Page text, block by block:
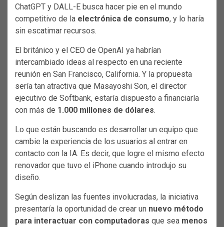
ChatGPT y DALL-E busca hacer pie en el mundo
competitivo de la electrónica de consumo, y lo haría
sin escatimar recursos.
El británico y el CEO de OpenAI ya habrían
intercambiado ideas al respecto en una reciente
reunión en San Francisco, California. Y la propuesta
sería tan atractiva que Masayoshi Son, el director
ejecutivo de Softbank, estaría dispuesto a financiarla
con más de 1.000 millones de dólares.
Lo que están buscando es desarrollar un equipo que
cambie la experiencia de los usuarios al entrar en
contacto con la IA. Es decir, que logre el mismo efecto
renovador que tuvo el iPhone cuando introdujo su
diseño.
Según deslizan las fuentes involucradas, la iniciativa
presentaría la oportunidad de crear un nuevo método
para interactuar con computadoras que sea menos